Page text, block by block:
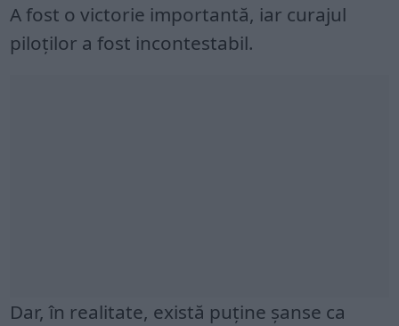
A fost o victorie importantă, iar curajul
piloților a fost incontestabil.
Dar, în realitate, există puține șanse ca